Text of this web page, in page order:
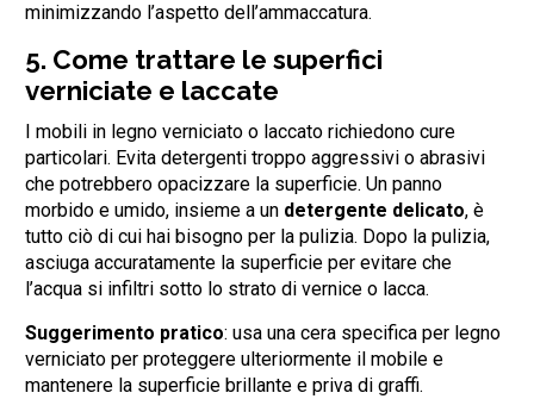
minimizzando l’aspetto dell’ammaccatura.
5. Come trattare le superfici
verniciate e laccate
I mobili in legno verniciato o laccato richiedono cure
particolari. Evita detergenti troppo aggressivi o abrasivi
che potrebbero opacizzare la superficie. Un panno
morbido e umido, insieme a un detergente delicato, è
tutto ciò di cui hai bisogno per la pulizia. Dopo la pulizia,
asciuga accuratamente la superficie per evitare che
l’acqua si infiltri sotto lo strato di vernice o lacca.
Suggerimento pratico: usa una cera specifica per legno
verniciato per proteggere ulteriormente il mobile e
mantenere la superficie brillante e priva di graffi.